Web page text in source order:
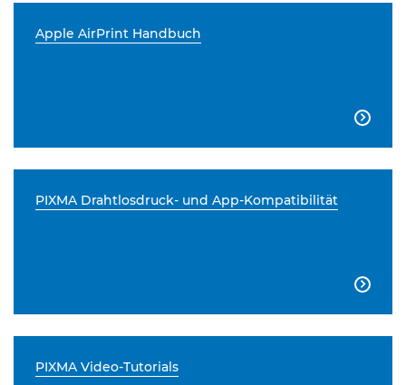
Apple AirPrint Handbuch

PIXMA Drahtlosdruck- und App-Kompatibilität

PIXMA Video-Tutorials